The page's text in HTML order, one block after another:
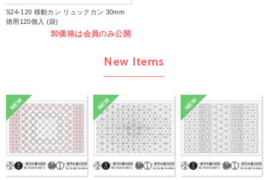
S24-120 移動カン リュックカン 30mm
徳用120個入 (袋)
卸価格は会員のみ公開
New Items
NEW NEW NEW